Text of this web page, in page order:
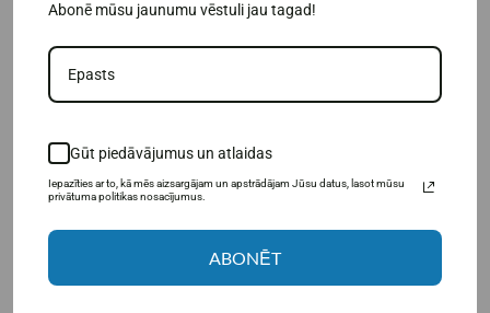
IELIKT GROZĀ
-23%
Abonē mūsu jaunumu vēstuli jau tagad!
Gūt piedāvājumus un atlaidas
Iepazīties ar to, kā mēs aizsargājam un apstrādājam Jūsu datus, lasot mūsu
privātuma politikas nosacījumus.
ABONĒT